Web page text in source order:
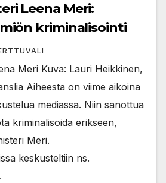
Leena Meri:
kriminalisointi
Meri Kuva: Lauri Heikkinen,
Aiheesta on viime aikoina
mediassa. Niin sanottua
kriminalisoida erikseen,
Meri.
keskusteltiin ns.